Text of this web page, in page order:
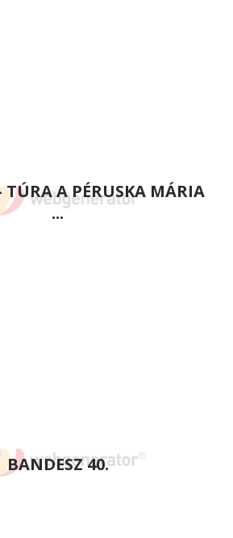
A PÉRUSKA MÁRIA
...
BANDESZ 40.